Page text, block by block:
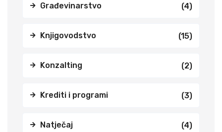
Građevinarstvo (4)
Knjigovodstvo (15)
Konzalting (2)
Krediti i programi (3)
Natječaj (4)